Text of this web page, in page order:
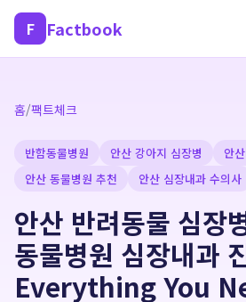
F Factbook
홈/팩트체크
반함동물병원 안산 강아지 심장병
안
안산 동물병원 추천
안산 심장내과 수의사
안산 반려동물 심장
동물병원 심장내과
Everything You